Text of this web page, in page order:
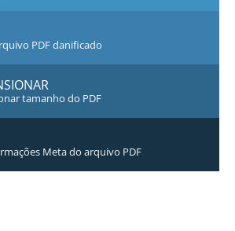
PDF danificado
tamanho do PDF
Meta do arquivo PDF